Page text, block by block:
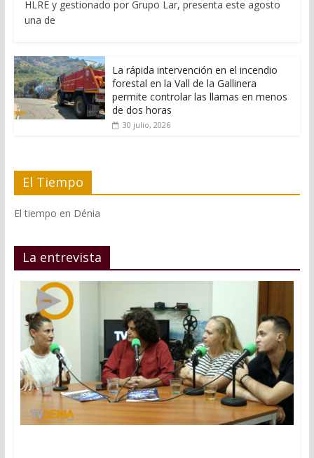
HLRE y gestionado por Grupo Lar, presenta este agosto
una de
La rápida intervención en el incendio
forestal en la Vall de la Gallinera
permite controlar las llamas en menos
de dos horas
30 julio, 2026
El Tiempo
El tiempo en Dénia
La entrevista